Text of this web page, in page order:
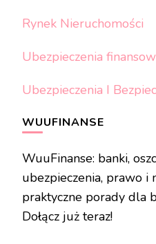
Rynek Nieruchomości
Ubezpieczenia
Ubezpieczenia I
WUUFINANSE
WuuFinanse: banki,
ubezpieczenia, prawo i
praktyczne porady dla
Dołącz już teraz!